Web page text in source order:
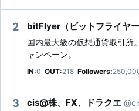
2 bitFlyer（ビットフライヤー
国内最大級の仮想通貨取引所
ャンペーン。
IN:0 OUT:218 Followers:
3 cis@株、FX、ドラクエ